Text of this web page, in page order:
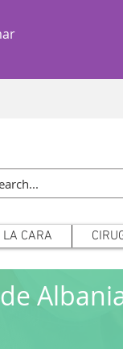
3314041848
LA CARA